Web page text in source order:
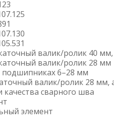
валик/ролик 40 мм,
валик/ролик 28 мм
подшипниках 6–28 мм
валик/ролик 28 мм,
сварного шва
элемент